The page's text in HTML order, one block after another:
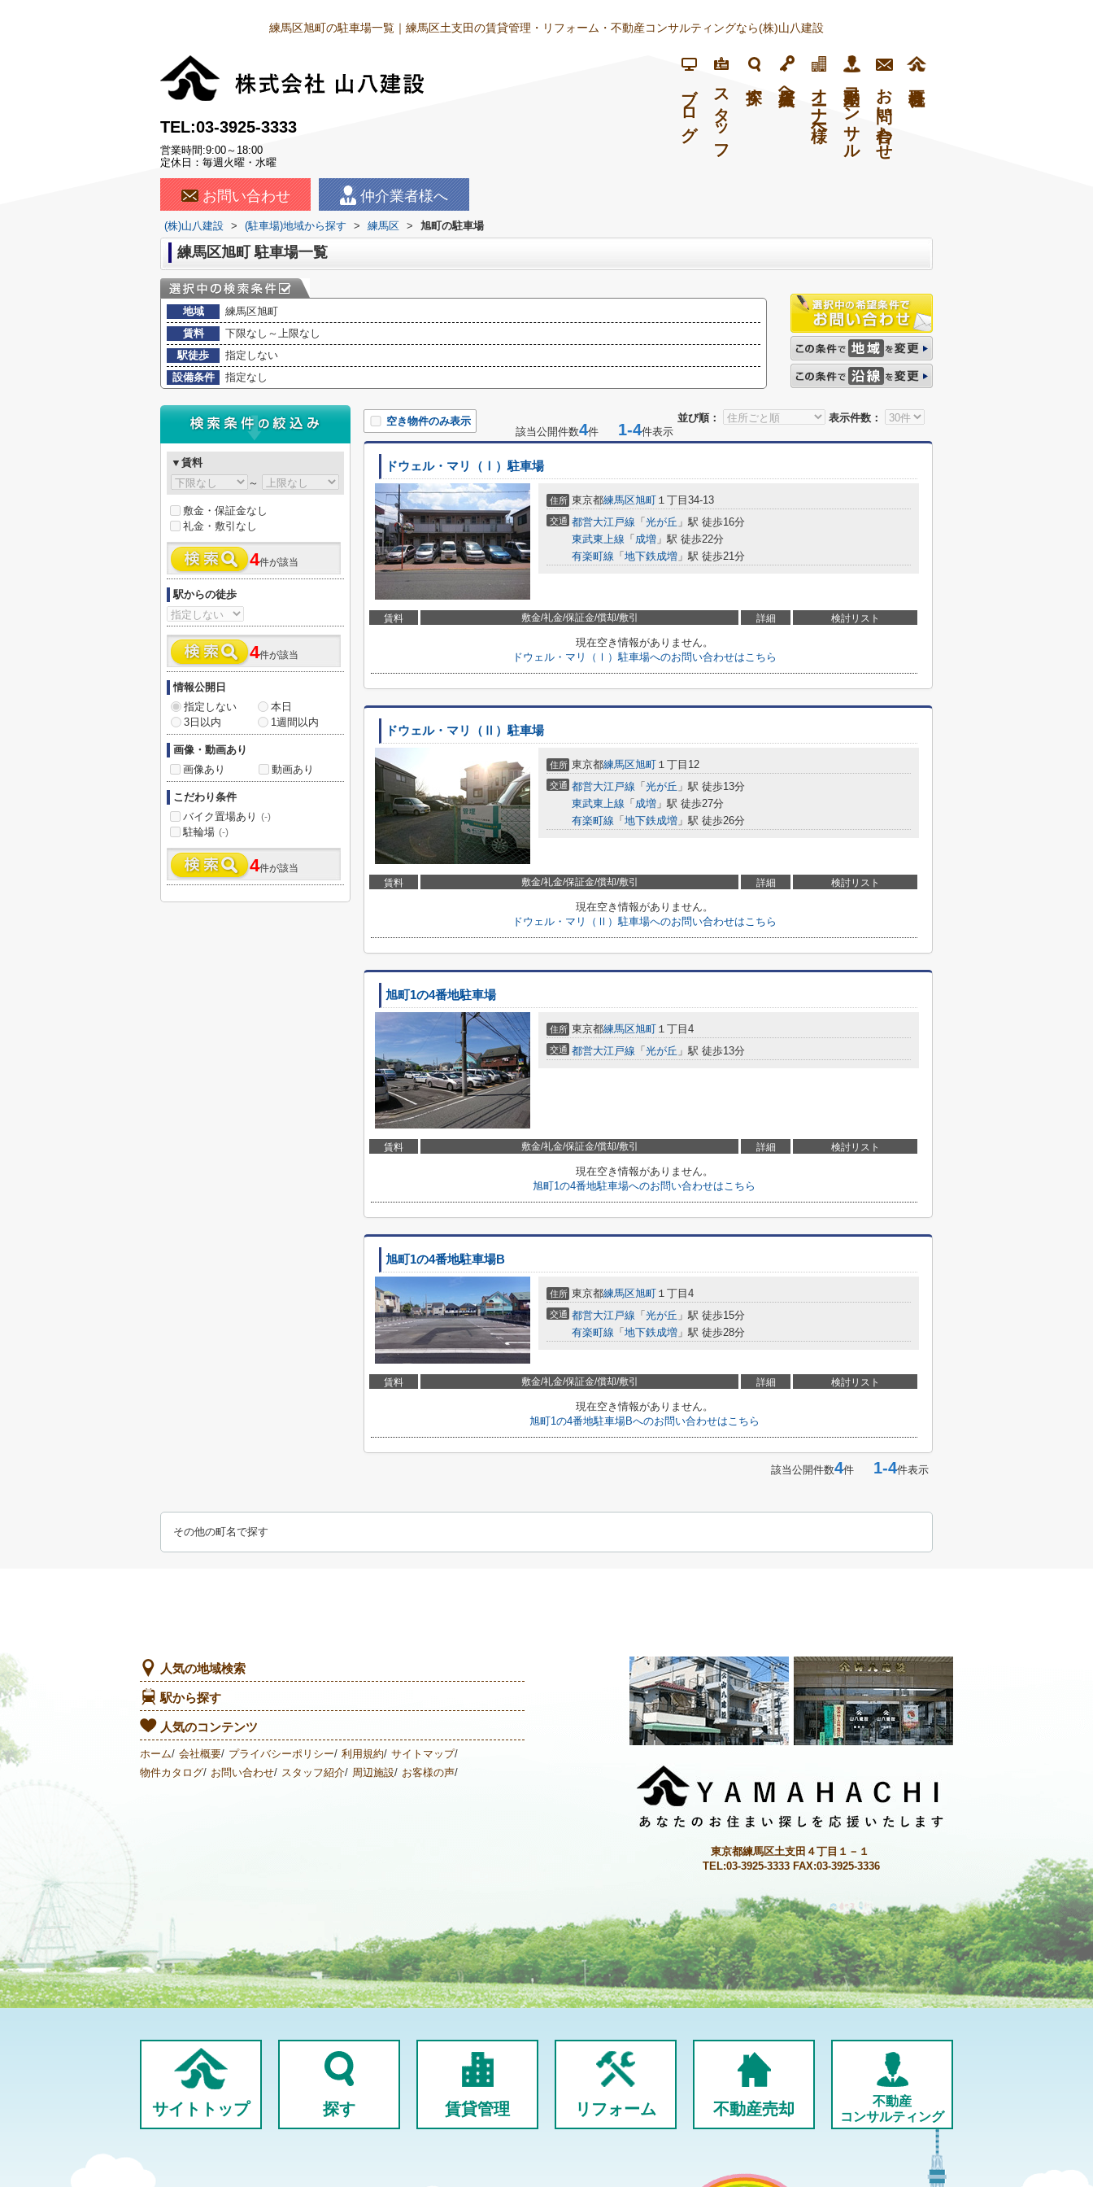
練馬区旭町の駐車場一覧｜練馬区土支田の賃貸管理・リフォーム・不動産コンサルティングなら(株)山八建設
TEL:03-3925-3333
営業時間:9:00～18:00
定休日：毎週火曜・水曜
お問い合わせ 仲介業者様へ
お問い合わせ
不動産コンサル
オーナー様へ
入居者様へ
探す
スタッフ
ブログ
(株)山八建設 > (駐車場)地域から探す > 練馬区 > 旭町の駐車場
練馬区旭町 駐車場一覧
地域
練馬区旭町
賃料
下限なし～上限なし
駅徒歩
指定しない
設備条件
指定なし
並び順： 表示件数：
空き物件のみ表示
該当公開件数4件 1-4件表示
ドウェル・マリ（Ⅰ）駐車場
住所 東京都練馬区旭町 １丁目34-13
交通 都営大江戸線 「 光が丘 」駅 徒歩16分
東武東上線 「 成増 」駅 徒歩22分
有楽町線 「 地下鉄成増 」駅 徒歩21分
賃料 敷金/礼金/保証金/償却/敷引 詳細 検討リスト
現在空き情報がありません。
ドウェル・マリ（Ⅰ）駐車場へのお問い合わせはこちら
ドウェル・マリ（Ⅱ）駐車場
住所 東京都練馬区旭町 １丁目12
交通 都営大江戸線 「 光が丘 」駅 徒歩13分
東武東上線 「 成増 」駅 徒歩27分
有楽町線 「 地下鉄成増 」駅 徒歩26分
賃料 敷金/礼金/保証金/償却/敷引 詳細 検討リスト
現在空き情報がありません。
ドウェル・マリ（Ⅱ）駐車場へのお問い合わせはこちら
旭町1の4番地駐車場
住所 東京都練馬区旭町 １丁目4
交通 都営大江戸線 「 光が丘 」駅 徒歩13分
賃料 敷金/礼金/保証金/償却/敷引 詳細 検討リスト
現在空き情報がありません。
旭町1の4番地駐車場へのお問い合わせはこちら
旭町1の4番地駐車場B
住所 東京都練馬区旭町 １丁目4
交通 都営大江戸線 「 光が丘 」駅 徒歩15分
有楽町線 「 地下鉄成増 」駅 徒歩28分
賃料 敷金/礼金/保証金/償却/敷引 詳細 検討リスト
現在空き情報がありません。
旭町1の4番地駐車場Bへのお問い合わせはこちら
該当公開件数4件 1-4件表示
▼賃料
～
敷金・保証金なし
礼金・敷引なし
4件が該当
駅からの徒歩
4件が該当
情報公開日
指定しない
本日
3日以内
1週間以内
画像・動画あり
画像あり
動画あり
こだわり条件
バイク置場あり
(-)
駐輪場 (-)
4件が該当
その他の町名で探す
人気の地域検索
駅から探す
人気のコンテンツ
ホーム 会社概要 プライバシーポリシー 利用規約
サイトマップ
物件カタログ
お問い合わせ スタッフ紹介 周辺施設 お客様の声
東京都練馬区土支田４丁目１－１
TEL:03-3925-3333 FAX:03-3925-3336
サイトトップ 探す 賃貸管理 リフォーム 不動産売却
不動産
コンサルティング